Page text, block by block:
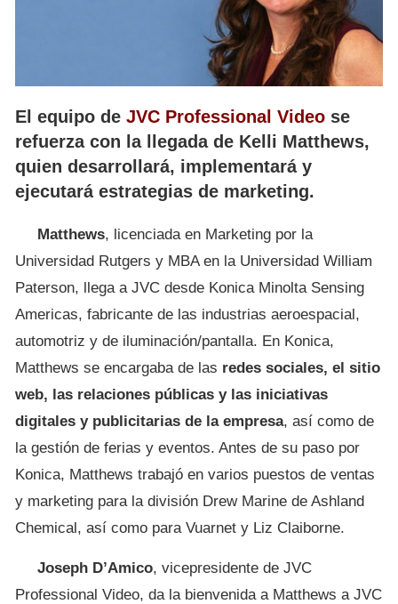
El equipo de JVC Professional Video se
refuerza con la llegada de Kelli Matthews,
quien desarrollará, implementará y
ejecutará estrategias de marketing.
Matthews, licenciada en Marketing por la
Universidad Rutgers y MBA en la Universidad William
Paterson, llega a JVC desde Konica Minolta Sensing
Americas, fabricante de las industrias aeroespacial,
automotriz y de iluminación/pantalla. En Konica,
Matthews se encargaba de las redes sociales, el sitio
web, las relaciones públicas y las iniciativas
digitales y publicitarias de la empresa, así como de
la gestión de ferias y eventos. Antes de su paso por
Konica, Matthews trabajó en varios puestos de ventas
y marketing para la división Drew Marine de Ashland
Chemical, así como para Vuarnet y Liz Claiborne.
Joseph D’Amico, vicepresidente de JVC
Professional Video, da la bienvenida a Matthews a JVC